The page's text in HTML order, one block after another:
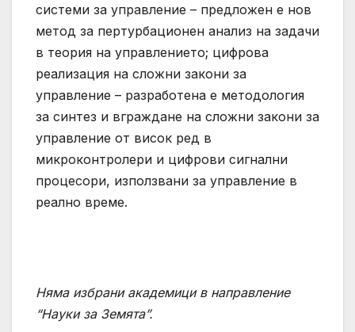
системи за управление – предложен е нов
метод за пертурбационен анализ на задачи
в теория на управлението; цифрова
реализация на сложни закони за
управление – разработена е методология
за синтез и вграждане на сложни закони за
управление от висок ред в
микроконтролери и цифрови сигнални
процесори, използвани за управление в
реално време.
Няма избрани академици в направление
“Науки за Земята”.